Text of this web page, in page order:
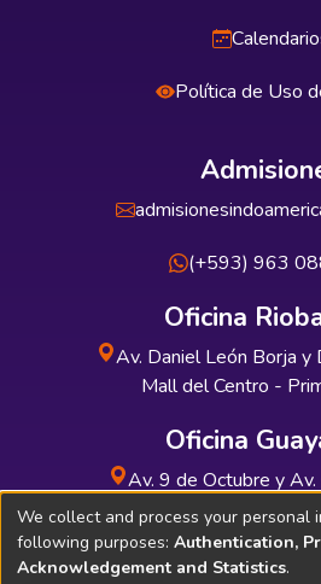
Política de Uso
(+593) 963
Oficina
Av. Daniel León Borja y
Mall del Centro -
Oficina
Av. 9 de Octubre y
INDUAUTO -
We collect and process your personal
following purposes: Authentication,
Acknowledgement and Statistics.